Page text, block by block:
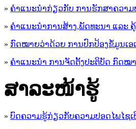
» ຄຳແນະນຳກ່ຽວກັບ ການຮັກສາຄວາມ
» ຄຳແນະນຳການສ້າງ,ພັດທະນາ ແລະ
» ກົດໝາຍວ່າດ້ວຍ ການປົກປ້ອງຂໍ້ມູນເອ
» ຄຳແນະນຳ ການຈັດຕັ້ງປະຕິບັດ ກົດໝາ
ສາລະໜ້າຮູ້
» ບົດຄວາມຮູ້ກ່ຽວກັບຄວາມປອດໄພໄຊເ